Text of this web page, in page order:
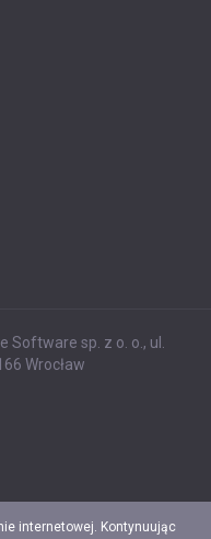
Software sp. z o. o., ul.
Wrocław
internetowej. Kontynuując